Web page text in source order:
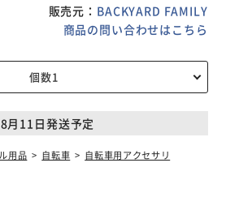
販売元： BACKYARD FAMILY
商品の問い合わせはこちら
月11日発送予定
用品 自転車
自転車用アクセサリ